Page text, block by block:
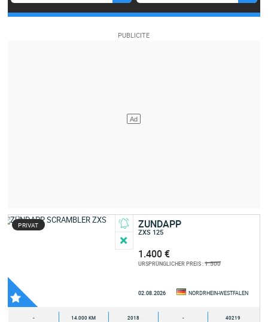
PRIVAT ZUNDAPP
ZXS 125
1.400 €
URSPRÜNGLICHER PREIS :1.500
02.08.2026 NORDRHEIN-WESTFALEN
- 14.000 KM 2018 - 40219